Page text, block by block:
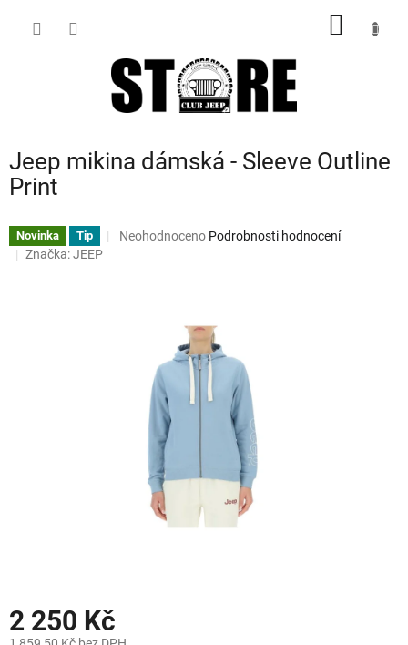
Jeep mikina dámská - Sleeve Outline
Print
Novinka Tip
Průměrné
hvězdiček.
Neohodnoceno Podrobnosti hodnocení
Značka:JEEP
2 250 Kč